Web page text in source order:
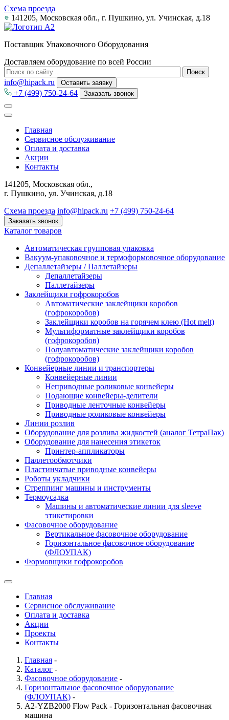
Схема проезда
141205, Московская обл., г. Пушкино, ул. Учинская, д.18
Поставщик Упаковочного Оборудования
Доставляем оборудование по всей России
info@hipack.ru Оставить заявку
+7 (499) 750-24-64 Заказать звонок
Главная
Сервисное обслуживание
Оплата и доставка
Акции
Контакты
141205, Московская обл.,
г. Пушкино, ул. Учинская, д.18
Схема проезда info@hipack.ru +7 (499) 750-24-64
Заказать звонок
Каталог товаров
Автоматическая групповая упаковка
Вакуум-упаковочное и термоформовочное оборудование
Депаллетайзеры / Паллетайзеры
Депаллетайзеры
Паллетайзеры
Заклейщики гофрокоробов
Автоматические заклейщики коробов
(гофрокоробов)
Заклейщики коробов на горячем клею (Hot melt)
Мультиформатные заклейщики коробов
(гофрокоробов)
Полуавтоматические заклейщики коробов
(гофрокоробов)
Конвейерные линии и транспортеры
Конвейерные линии
Неприводные роликовые конвейеры
Подающие конвейеры-делители
Приводные ленточные конвейеры
Приводные роликовые конвейеры
Линии розлив
Оборудование для розлива жидкостей (аналог ТетраПак)
Оборудование для нанесения этикеток
Принтер-аппликаторы
Паллетообмотчики
Пластинчатые приводные конвейеры
Роботы укладчики
Стреппинг машины и инструменты
Термоусадка
Машины и автоматические линии для sleeve
этикетировки
Фасовочное оборудование
Вертикальное фасовочное оборудование
Горизонтальное фасовочное оборудование
(ФЛОУПАК)
Формовщики гофрокоробов
Главная
Сервисное обслуживание
Оплата и доставка
Акции
Проекты
Контакты
Главная -
Каталог -
Фасовочное оборудование -
Горизонтальное фасовочное оборудование
(ФЛОУПАК) -
A2-YZB2000 Flow Pack - Горизонтальная фасовочная
машина